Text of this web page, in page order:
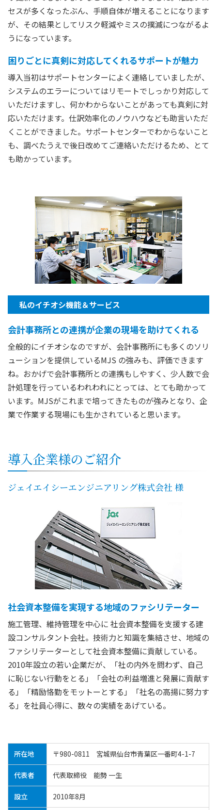
セスが多くなったぶん、手順自体が増えることになります
が、その結果としてリスク軽減やミスの撲滅につながるよ
うになっています。
困りごとに真剣に対応してくれるサポートが魅力
導入当初はサポートセンターによく連絡していましたが、
システムのエラーについてはリモートでしっかり対応して
いただけますし、何かわからないことがあっても真剣に対
応いただけます。仕訳効率化のノウハウなども助言いただ
くことができました。サポートセンターでわからないこと
も、調べたうえで後日改めてご連絡いただけるため、とて
も助かっています。
私のイチオシ機能＆サービス
会計事務所との連携が企業の現場を助けてくれる
全般的にイチオシなのですが、会計事務所にも多くのソリ
ューションを提供しているMJS の強みも、評価できます
ね。おかげで会計事務所との連携もしやすく、少人数で会
計処理を行っているわれわれにとっては、とても助かって
います。MJSがこれまで培ってきたものが強みとなり、企
業で作業する現場にも生かされていると思います。
導入企業様のご紹介
ジェイエイシーエンジニアリング株式会社 様
社会資本整備を実現する地域のファシリテーター
施工管理、維持管理を中心に 社会資本整備を支援する建
設コンサルタント会社。技術力と知識を集結させ、地域の
ファシリテーターとして社会資本整備に貢献している。
2010年設立の若い企業だが、「社の内外を問わず、自己
に恥じない行動をとる」「会社の利益増進と発展に貢献す
る」「精励恪勤をモットーとする」「社名の高揚に努力す
る」を社員心得に、数々の実績をあげている。
所在地 〒980-0811 宮城県仙台市青葉区一番町4-1-7
代表者 代表取締役 能勢 一生
設立 2010年8月